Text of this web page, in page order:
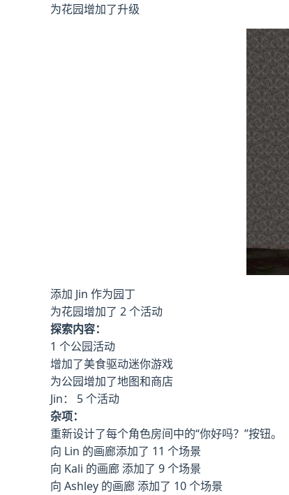
为花园增加了升级
添加 Jin 作为园丁
为花园增加了 2 个活动
探索内容：
1 个公园活动
增加了美食驱动迷你游戏
为公园增加了地图和商店
Jin： 5 个活动
杂项：
重新设计了每个角色房间中的“你好吗？”按钮。
向 Lin 的画廊添加了 11 个场景
向 Kali 的画廊 添加了 9 个场景
向 Ashley 的画廊 添加了 10 个场景